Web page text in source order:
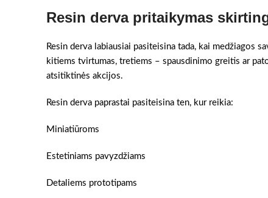
Resin derva pritaikymas
Resin derva labiausiai pasiteisina tada, kai medžiagos
kitiems tvirtumas, tretiems – spausdinimo greitis ar
atsitiktinės akcijos.
Resin derva paprastai pasiteisina ten, kur reikia:
Miniatiūroms
Estetiniams pavyzdžiams
Detaliems prototipams